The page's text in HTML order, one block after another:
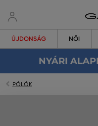
ÚJDONSÁG NŐI
NYÁRI
PÓLÓK